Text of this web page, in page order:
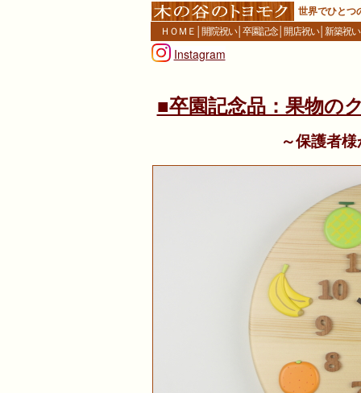
世界でひとつ
ＨＯＭＥ │開院祝い│卒園記念│開店祝い│新築祝い
Instagram
■卒園記念品：果物の
～保護者